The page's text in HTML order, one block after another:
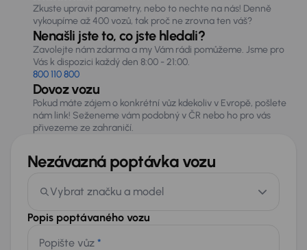
Zkuste upravit parametry, nebo to nechte na nás! Denně
vykoupíme až 400 vozů, tak proč ne zrovna ten váš?
Nenašli jste to, co jste hledali?
Zavolejte nám zdarma a my Vám rádi pomůžeme. Jsme pro
Vás k dispozici každý den 8:00 - 21:00.
800 110 800
Dovoz vozu
Pokud máte zájem o konkrétní vůz kdekoliv v Evropě, pošlete
nám link! Seženeme vám podobný v ČR nebo ho pro vás
přivezeme ze zahraničí.
Nezávazná poptávka vozu
Vybrat značku a model
Popis poptávaného vozu
Popište vůz *